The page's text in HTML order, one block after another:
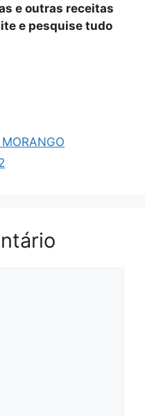
e outras receitas
e pesquise tudo